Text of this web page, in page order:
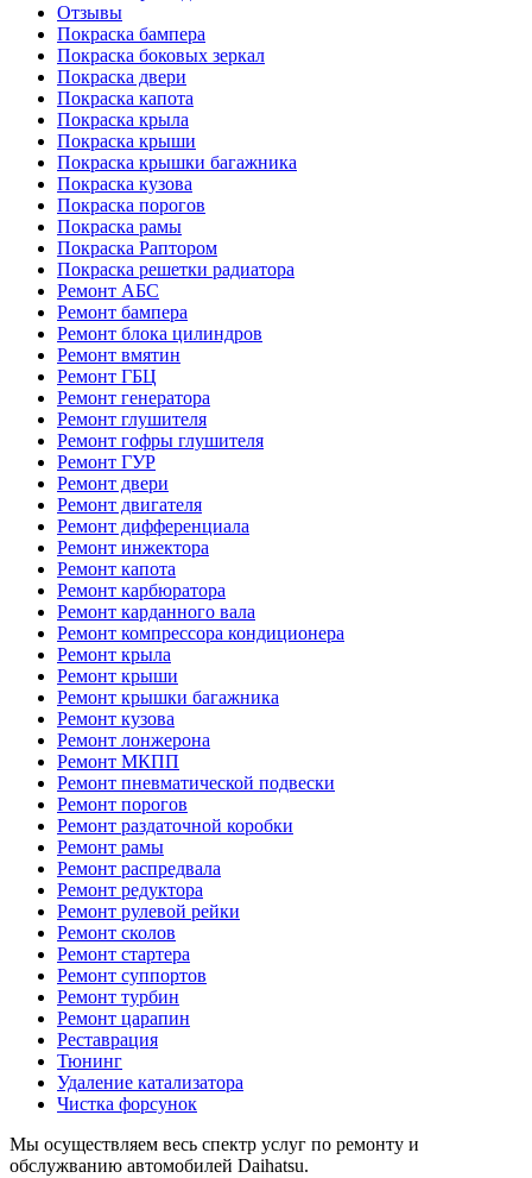
Отзывы
Покраска бампера
Покраска боковых зеркал
Покраска двери
Покраска капота
Покраска крыла
Покраска крыши
Покраска крышки багажника
Покраска кузова
Покраска порогов
Покраска рамы
Покраска Раптором
Покраска решетки радиатора
Ремонт АБС
Ремонт бампера
Ремонт блока цилиндров
Ремонт вмятин
Ремонт ГБЦ
Ремонт генератора
Ремонт глушителя
Ремонт гофры глушителя
Ремонт ГУР
Ремонт двери
Ремонт двигателя
Ремонт дифференциала
Ремонт инжектора
Ремонт капота
Ремонт карбюратора
Ремонт карданного вала
Ремонт компрессора кондиционера
Ремонт крыла
Ремонт крыши
Ремонт крышки багажника
Ремонт кузова
Ремонт лонжерона
Ремонт МКПП
Ремонт пневматической подвески
Ремонт порогов
Ремонт раздаточной коробки
Ремонт рамы
Ремонт распредвала
Ремонт редуктора
Ремонт рулевой рейки
Ремонт сколов
Ремонт стартера
Ремонт суппортов
Ремонт турбин
Ремонт царапин
Реставрация
Тюнинг
Удаление катализатора
Чистка форсунок
Мы осуществляем весь спектр услуг по ремонту и
обслужванию автомобилей Daihatsu.